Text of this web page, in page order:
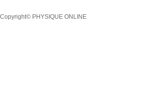
Copyright© PHYSIQUE ONLINE